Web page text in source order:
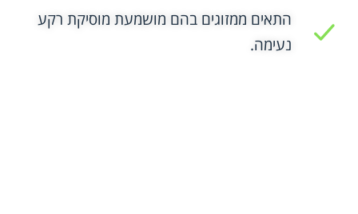
התאים ממזוגים בהם מושמעת מוסיקת רקע
נעימה.